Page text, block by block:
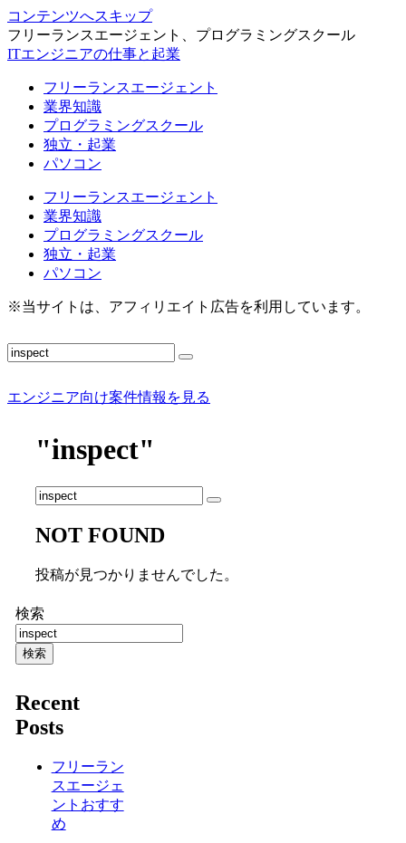
コンテンツへスキップ
フリーランスエージェント、プログラミングスクール
ITエンジニアの仕事と起業
フリーランスエージェント
業界知識
プログラミングスクール
独立・起業
パソコン
フリーランスエージェント
業界知識
プログラミングスクール
独立・起業
パソコン
※当サイトは、アフィリエイト広告を利用しています。
エンジニア向け案件情報を見る
"inspect"
NOT FOUND
投稿が見つかりませんでした。
検索
検索
Recent
Posts
フリーラン
スエージェ
ントおすす
め